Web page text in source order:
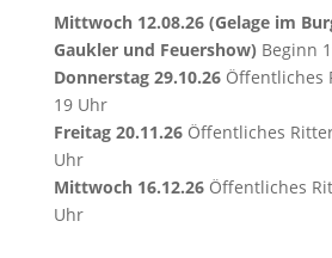
Mittwoch 12.08.26 (Gelage im
Gaukler und Feuershow) Beginn
Donnerstag 29.10.26 Öffentliches
19 Uhr
Freitag 20.11.26 Öffentliches
Uhr
Mittwoch 16.12.26 Öffentliches
Uhr